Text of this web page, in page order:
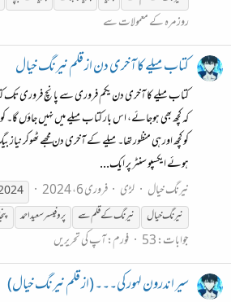
روز مرہ کے معمولات سے
کتاب میلے کا آخری دن از قلم نیرنگ خیال
کتاب میلے کا آخری دن یکم فروری سے پانچ فروری تک
کہ کچھ بھی ہوجائے، اس بار کتاب میلے میں نہیں جاؤں
کو کچھ اور ہی منظور تھا۔ میلے کے آخری دن مجھے ٹھوکر
ہوئے ایکسپو سنٹر پر ایک...
نیرنگ خیال
لڑی فروری 6، 2024
نیرنگخیال نیرنگکےقلمسے پروفیسر سعید احمد
جوابات: 53 فورم:آپ کی تحریریں
سیر اندرون لہور کی۔۔۔ (از قلم نیرنگ خیال)